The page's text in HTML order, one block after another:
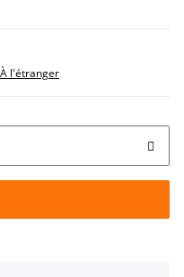
À l'étranger